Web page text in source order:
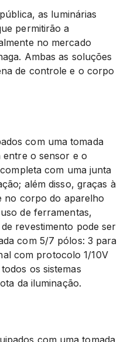
as luminárias
permitirão a
no mercado
Ambas as soluções
de controle e o corpo
com uma tomada
entre o sensor e o
com uma junta
além disso, graças à
no corpo do aparelho
de ferramentas,
revestimento pode ser
com 5/7 pólos: 3 para
com protocolo 1/10V
os sistemas
da iluminação.
com uma tomada